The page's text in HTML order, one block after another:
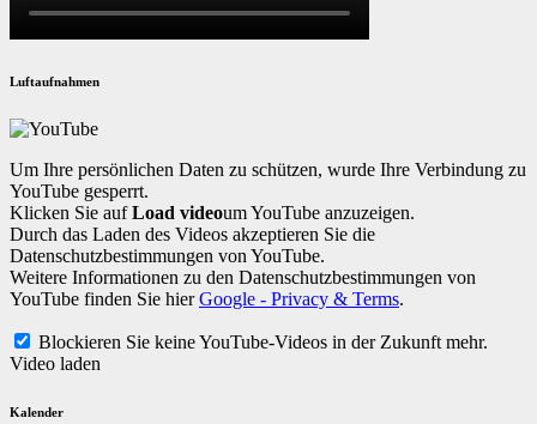
Luftaufnahmen
Um Ihre persönlichen Daten zu schützen, wurde Ihre Verbindung zu
YouTube gesperrt.
Klicken Sie aufLoad videoum YouTube anzuzeigen.
Durch das Laden des Videos akzeptieren Sie die
Datenschutzbestimmungen von YouTube.
Weitere Informationen zu den Datenschutzbestimmungen von
YouTube finden Sie hierGoogle - Privacy & Terms.
Blockieren Sie keine YouTube-Videos in der Zukunft mehr.
Video laden
Kalender